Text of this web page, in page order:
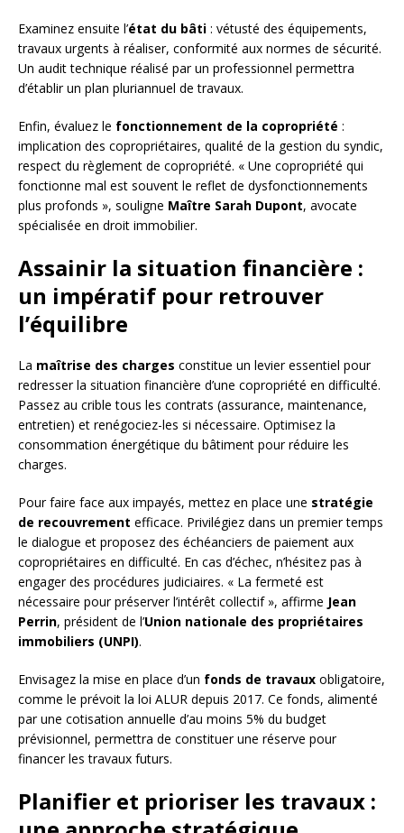
Examinez ensuite l’état du bâti : vétusté des équipements,
travaux urgents à réaliser, conformité aux normes de sécurité.
Un audit technique réalisé par un professionnel permettra
d’établir un plan pluriannuel de travaux.
Enfin, évaluez le fonctionnement de la copropriété :
implication des copropriétaires, qualité de la gestion du syndic,
respect du règlement de copropriété. « Une copropriété qui
fonctionne mal est souvent le reflet de dysfonctionnements
plus profonds », souligne Maître Sarah Dupont, avocate
spécialisée en droit immobilier.
Assainir la situation financière :
un impératif pour retrouver
l’équilibre
La maîtrise des charges constitue un levier essentiel pour
redresser la situation financière d’une copropriété en difficulté.
Passez au crible tous les contrats (assurance, maintenance,
entretien) et renégociez-les si nécessaire. Optimisez la
consommation énergétique du bâtiment pour réduire les
charges.
Pour faire face aux impayés, mettez en place une stratégie
de recouvrement efficace. Privilégiez dans un premier temps
le dialogue et proposez des échéanciers de paiement aux
copropriétaires en difficulté. En cas d’échec, n’hésitez pas à
engager des procédures judiciaires. « La fermeté est
nécessaire pour préserver l’intérêt collectif », affirme Jean
Perrin, président de l’Union nationale des propriétaires
immobiliers (UNPI).
Envisagez la mise en place d’un fonds de travaux obligatoire,
comme le prévoit la loi ALUR depuis 2017. Ce fonds, alimenté
par une cotisation annuelle d’au moins 5% du budget
prévisionnel, permettra de constituer une réserve pour
financer les travaux futurs.
Planifier et prioriser les travaux :